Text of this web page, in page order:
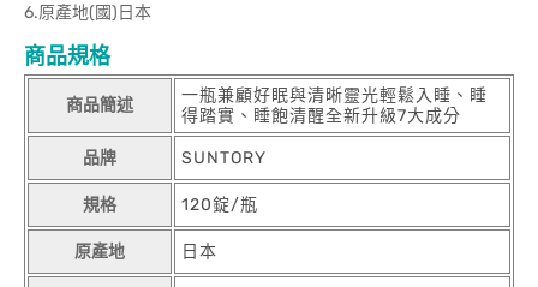
6.原產地(國)日本
商品規格
商品簡述
一瓶兼顧好眠與清晰靈光輕鬆入睡、睡
得踏實、睡飽清醒全新升級7大成分
品牌 SUNTORY
規格 120錠/瓶
原產地 日本